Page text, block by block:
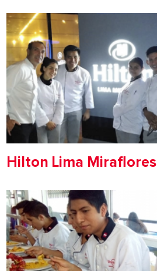
Hilton Lima Miraflores